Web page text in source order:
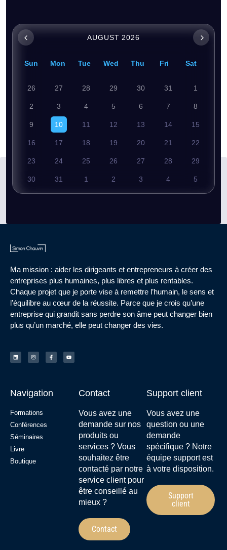
AUGUST 2026
Sun Mon Tue Wed Thu Fri Sat
26 27 28 29 30 31 1
2 3 4 5 6 7 8
9 10 11 12 13 14 15
16 17 18 19 20 21 22
23 24 25 26 27 28 29
30 31 1 2 3 4 5
Ma mission : aider les dirigeants et entrepreneurs à créer des
entreprises plus humaines, plus libres et plus rentables.
Chaque projet que je porte vise à remettre l’humain, le sens et
l’équilibre au cœur de la réussite. Parce que je crois qu’une
entreprise qui grandit sans perdre son âme peut changer bien
plus qu’un marché, elle peut changer des vies.
Navigation
Formations
Conférences
Séminaires
Livre
Boutique
Contact
Vous avez une
demande sur nos
produits ou
services ? Vous
souhaitez être
contacté par notre
service client pour
être conseillé au
mieux ?
Contact
Support client
Vous avez une
question ou une
demande
spécifique ? Notre
équipe support est
à votre disposition.
Support
client